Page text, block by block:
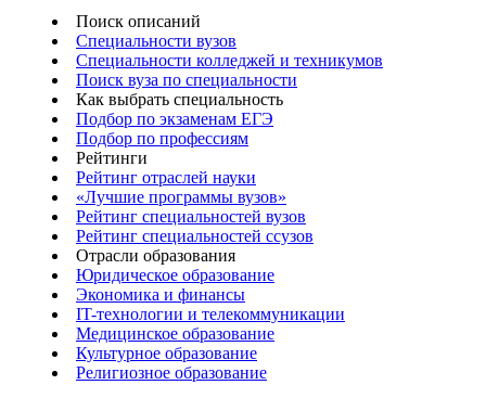
Поиск описаний
Специальности вузов
Специальности колледжей и техникумов
Поиск вуза по специальности
Как выбрать специальность
Подбор по экзаменам ЕГЭ
Подбор по профессиям
Рейтинги
Рейтинг отраслей науки
«Лучшие программы вузов»
Рейтинг специальностей вузов
Рейтинг специальностей ссузов
Отрасли образования
Юридическое образование
Экономика и финансы
IT-технологии и телекоммуникации
Медицинское образование
Культурное образование
Религиозное образование